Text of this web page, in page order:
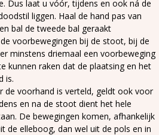
Dus laat u vóór, tijdens en ook ná de
liggen. Haal de hand pas van
bal de tweede bal geraakt
voorbewegingen bij de stoot, bij de
minstens driemaal een voorbeweging
kunnen raken dat de plaatsing en het
is.
de voorhand is verteld, geldt ook voor
en na de stoot dient het hele
De bewegingen komen, afhankelijk
de elleboog, dan wel uit de pols en in